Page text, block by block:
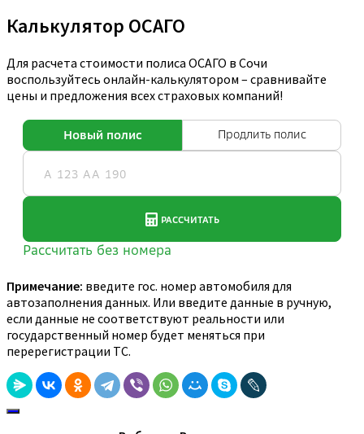
Калькулятор ОСАГО
Для расчета стоимости полиса ОСАГО в Сочи
воспользуйтесь онлайн-калькулятором – сравнивайте
цены и предложения всех страховых компаний!
Примечание: введите гос. номер автомобиля для
автозаполнения данных. Или введите данные в ручную,
если данные не соответствуют реальности или
государственный номер будет меняться при
перерегистрации ТС.